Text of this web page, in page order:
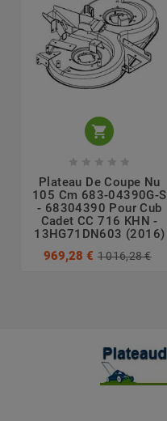

    
Plateau De Coupe Nu
105 Cm 683-04390G-S
- 68304390 Pour Cub
Cadet CC 716 KHN -
13HG71DN603 (2016)
969,28 € 1 016,28 €